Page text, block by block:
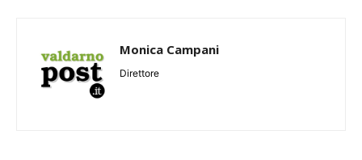
Monica Campani
Direttore